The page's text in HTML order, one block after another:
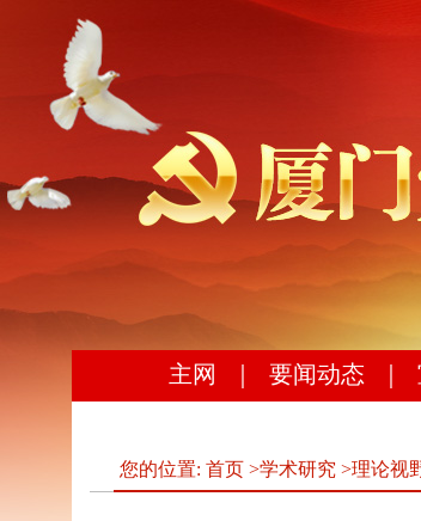
主网 要闻动态
您的位置: 首页 >学术研究 >理论视